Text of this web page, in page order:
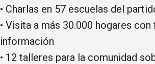
• Charlas en 57 escuelas del
• Visita a más 30.000 hogares
información
• 12 talleres para la comunidad